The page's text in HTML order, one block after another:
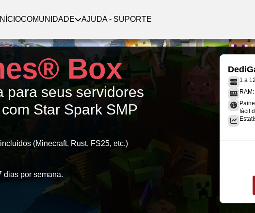
INÍCIOCOMUNIDADE AJUDA - SUPORTE
Box
para seus servidores
Star Spark SMP
(Minecraft, Rust, FS25, etc.)
dias por semana.
1 a
fácil